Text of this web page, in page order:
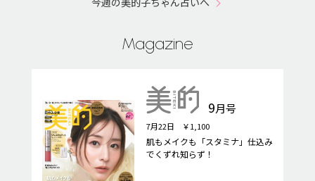
Magazine
9月号
7月22日 ￥1,100
肌もメイクも「スタミナ」仕込み
でくずれ知らず！